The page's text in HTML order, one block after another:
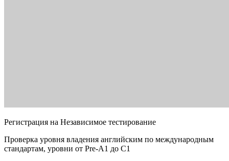
Регистрация на Независимое тестирование
Проверка уровня владения английским по международным
стандартам, уровни от Pre-A1 до C1